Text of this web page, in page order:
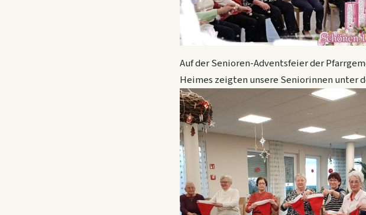
Auf der Senioren-Adventsfeier der
Heimes zeigten unsere Seniorinnen unter